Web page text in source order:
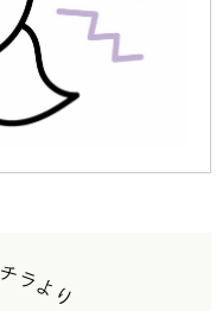
チラより